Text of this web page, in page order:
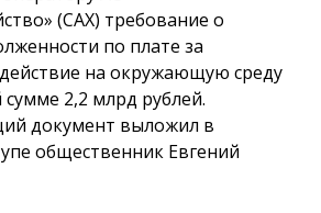
(САХ) требование о
по плате за
на окружающую среду
2,2 млрд рублей.
документ выложил в
общественник Евгений